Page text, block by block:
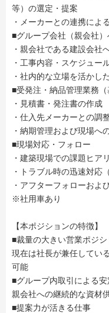
等）の選定・提案
・メーカーとの連携によ
■グループ会社（親会社
・親会社である建設会社
・工事内容・スケジュー
・社内的な立場を活かし
■受発注・納品管理業務（
・見積書・発注書の作成
・仕入先メーカーとの調
・納期管理および現場へ
■現場対応・フォロー
・建築現場での課題ヒア
・トラブル時の迅速対応
・アフターフォローおよ
※社用車あり
【本ポジションの特徴】
■裁量の大きい営業ポジシ
現在は社長が兼任してい
可能
■グループ内取引による安
親会社への継続的な資材
■提案力が活きる仕事